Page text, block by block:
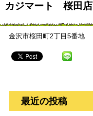
カジマート 桜田店
金沢市桜田町2丁目5番地
最近の投稿